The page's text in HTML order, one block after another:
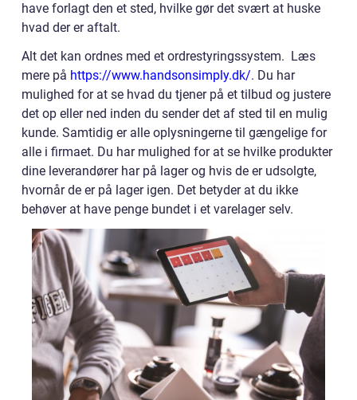
have forlagt den et sted, hvilke gør det svært at huske
hvad der er aftalt.
Alt det kan ordnes med et ordrestyringssystem. Læs
mere på https://www.handsonsimply.dk/. Du har
mulighed for at se hvad du tjener på et tilbud og justere
det op eller ned inden du sender det af sted til en mulig
kunde. Samtidig er alle oplysningerne til gængelige for
alle i firmaet. Du har mulighed for at se hvilke produkter
dine leverandører har på lager og hvis de er udsolgte,
hvornår de er på lager igen. Det betyder at du ikke
behøver at have penge bundet i et varelager selv.